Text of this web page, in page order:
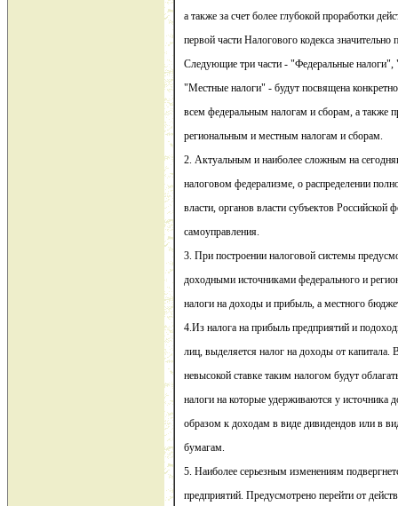
а также за счет более глубокой проработки
первой части Налогового кодекса значительно
Следующие три части - "Федеральные налоги",
"Местные налоги" - будут посвящена
всем федеральным налогам и сборам, а также
региональным и местным налогам и сборам.
2. Актуальным и наиболее сложным на
налоговом федерализме, о распределении
власти, органов власти субъектов Российской
самоуправления.
3. При построении налоговой системы
доходными источниками федерального и
налоги на доходы и прибыль, а местного
4.Из налога на прибыль предприятий и
лиц, выделяется налог на доходы от капитала.
невысокой ставке таким налогом будут
налоги на которые удерживаются у источника
образом к доходам в виде дивидендов или в
бумагам.
5. Наиболее серьезным изменениям
предприятий. Предусмотрено перейти от